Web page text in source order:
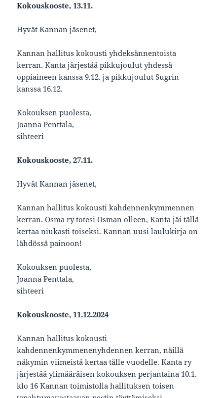
Kokouskooste, 13.11.
Hyvät Kannan jäsenet,
Kannan hallitus kokousti yhdeksännentoista
kerran. Kanta järjestää pikkujoulut yhdessä
oppiaineen kanssa 9.12. ja pikkujoulut Sugrin
kanssa 16.12.
Kokouksen puolesta,
Joanna Penttala,
sihteeri
Kokouskooste, 27.11.
Hyvät Kannan jäsenet,
Kannan hallitus kokousti kahdennenkymmennen
kerran. Osma ry totesi Osman olleen, Kanta jäi tällä
kertaa niukasti toiseksi. Kannan uusi laulukirja on
lähdössä painoon!
Kokouksen puolesta,
Joanna Penttala,
sihteeri
Kokouskooste, 11.12.2024
Kannan hallitus kokousti
kahdennenkymmenenyhdennen kerran, näillä
näkymin viimeistä kertaa tälle vuodelle. Kanta ry
järjestää ylimääräisen kokouksen perjantaina 10.1.
klo 16 Kannan toimistolla hallituksen toisen